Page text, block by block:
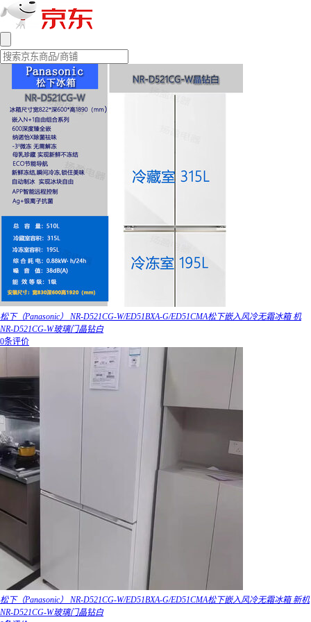
松下（Panasonic） NR-D521CG-W/ED51BXA-G/ED51CMA松下嵌入风冷无霜冰箱 机
NR-D521CG-W玻璃门晶钻白
0条评价
松下（Panasonic） NR-D521CG-W/ED51BXA-G/ED51CMA松下嵌入风冷无霜冰箱 新机
NR-D521CG-W玻璃门晶钻白